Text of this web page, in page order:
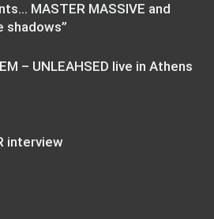
MASTER MASSIVE and
shadows”
– UNLEAHSED live in Athens
interview